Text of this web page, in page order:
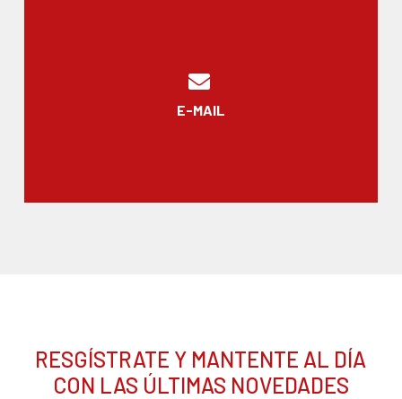
E-MAIL
RESGÍSTRATE Y MANTENTE AL DÍA
CON LAS ÚLTIMAS NOVEDADES